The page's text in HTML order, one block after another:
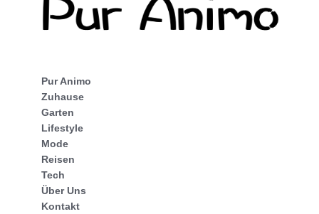
Pur Animo
Zuhause
Garten
Lifestyle
Mode
Reisen
Tech
Über Uns
Kontakt